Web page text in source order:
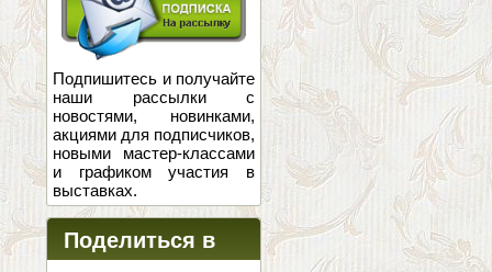
Подпишитесь и получайте
наши рассылки с
новостями, новинками,
акциями для подписчиков,
новыми мастер-классами
и графиком участия в
выставках.
Поделиться в